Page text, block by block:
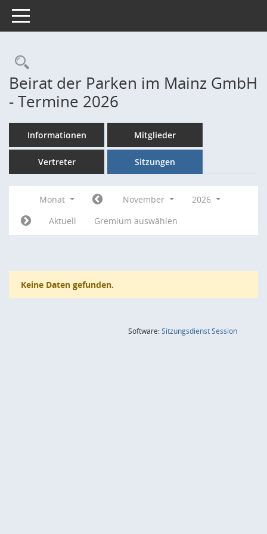
Toggle navigation
Rechercheauswahl
Beirat der Parken im Mainz GmbH
- Termine 2026
Informationen Mitglieder
Vertreter Sitzungen
Monat November
2026
Aktuell
Gremium auswählen
Keine Daten gefunden.
Software:SitzungsdienstSession(Wird in